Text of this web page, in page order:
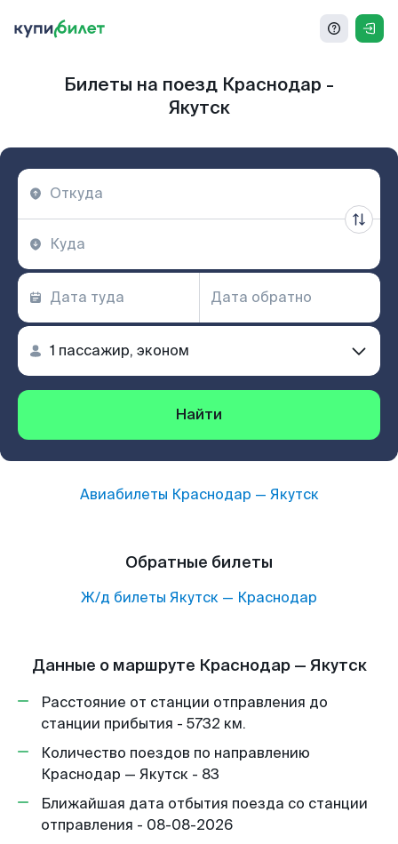
Билеты на поезд Краснодар -
Якутск
Найти
Авиабилеты Краснодар — Якутск
Обратные билеты
Ж/д билеты Якутск — Краснодар
Данные о маршруте Краснодар — Якутск
Расстояние от станции отправления до
станции прибытия - 5732 км.
Количество поездов по направлению
Краснодар — Якутск - 83
Ближайшая дата отбытия поезда со станции
отправления - 08-08-2026